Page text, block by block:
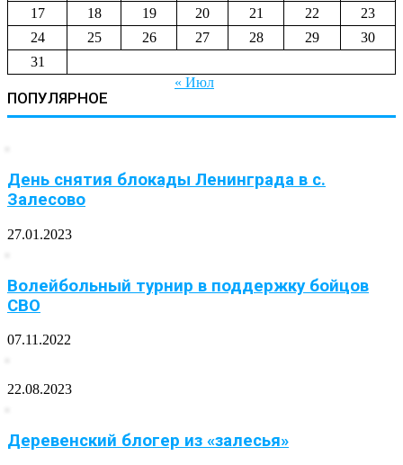
17
18 19 20 21 22
23
24
25 26 27 28 29
30
31
« Июл
ПОПУЛЯРНОЕ
День снятия блокады Ленинграда в с.
Залесово
27.01.2023
Волейбольный турнир в поддержку бойцов
СВО
07.11.2022
22.08.2023
Деревенский блогер из «залесья»